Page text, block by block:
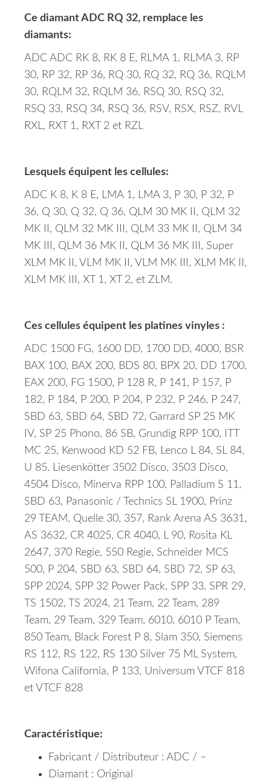
Ce diamant ADC RQ 32, remplace les
diamants:
ADC ADC RK 8, RK 8 E, RLMA 1, RLMA 3, RP
30, RP 32, RP 36, RQ 30, RQ 32, RQ 36, RQLM
30, RQLM 32, RQLM 36, RSQ 30, RSQ 32,
RSQ 33, RSQ 34, RSQ 36, RSV, RSX, RSZ, RVL
RXL, RXT 1, RXT 2 et RZL
Lesquels équipent les cellules:
ADC K 8, K 8 E, LMA 1, LMA 3, P 30, P 32, P
36, Q 30, Q 32, Q 36, QLM 30 MK II, QLM 32
MK II, QLM 32 MK III, QLM 33 MK II, QLM 34
MK III, QLM 36 MK II, QLM 36 MK III, Super
XLM MK II, VLM MK II, VLM MK III, XLM MK II,
XLM MK III, XT 1, XT 2, et ZLM.
Ces cellules équipent les platines vinyles :
ADC 1500 FG, 1600 DD, 1700 DD, 4000, BSR
BAX 100, BAX 200, BDS 80, BPX 20, DD 1700,
EAX 200, FG 1500, P 128 R, P 141, P 157, P
182, P 184, P 200, P 204, P 232, P 246, P 247,
SBD 63, SBD 64, SBD 72, Garrard SP 25 MK
IV, SP 25 Phono, 86 SB, Grundig RPP 100, ITT
MC 25, Kenwood KD 52 FB, Lenco L 84, SL 84,
U 85. Liesenkötter 3502 Disco, 3503 Disco,
4504 Disco, Minerva RPP 100, Palladium S 11,
SBD 63, Panasonic / Technics SL 1900, Prinz
29 TEAM, Quelle 30, 357, Rank Arena AS 3631,
AS 3632, CR 4025, CR 4040, L 90, Rosita KL
2647, 370 Regie, 550 Regie, Schneider MCS
500, P 204, SBD 63, SBD 64, SBD 72, SP 63,
SPP 2024, SPP 32 Power Pack, SPP 33, SPR 29,
TS 1502, TS 2024, 21 Team, 22 Team, 289
Team, 29 Team, 329 Team, 6010, 6010 P Team,
850 Team, Black Forest P 8, Slam 350, Siemens
RS 112, RS 122, RS 130 Silver 75 ML System,
Wifona California, P 133, Universum VTCF 818
et VTCF 828
Caractéristique:
Fabricant / Distributeur : ADC / –
Diamant : Original